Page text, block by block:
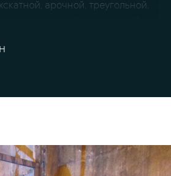
арочной, треугольной.